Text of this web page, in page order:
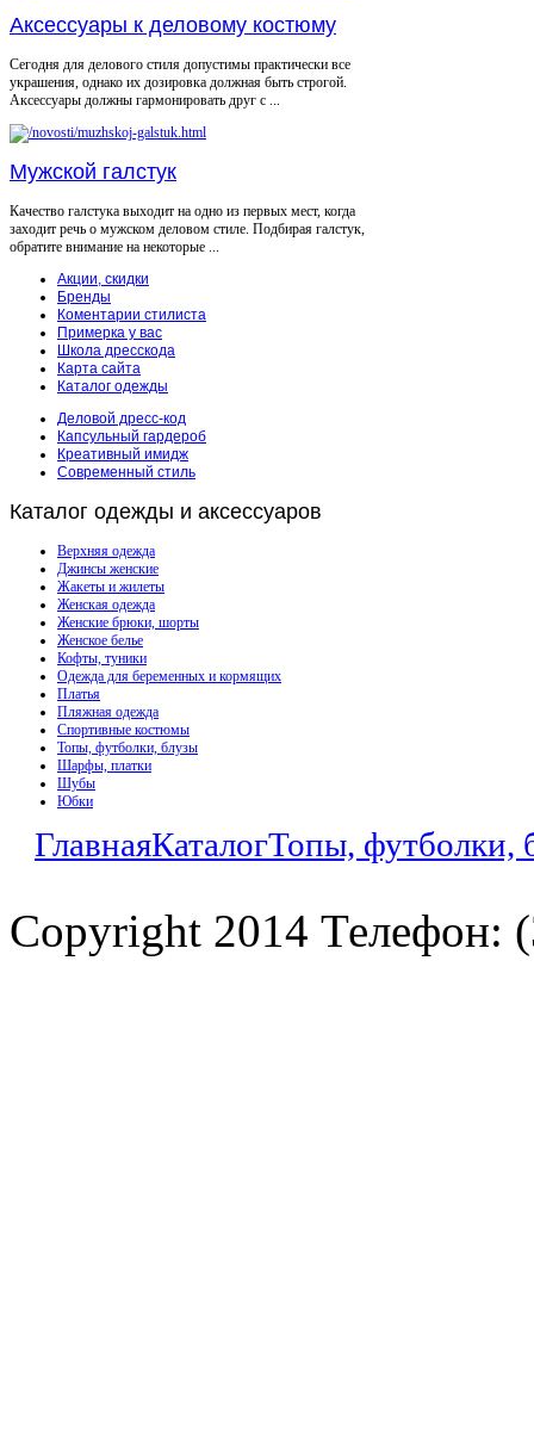
Аксессуары к деловому костюму
Сегодня для делового стиля допустимы практически все
украшения, однако их дозировка должная быть строгой.
Аксессуары должны гармонировать друг с ...
Мужской галстук
Качество галстука выходит на одно из первых мест, когда
заходит речь о мужском деловом стиле. Подбирая галстук,
обратите внимание на некоторые ...
Акции, скидки
Бренды
Коментарии стилиста
Примерка у вас
Школа дресскода
Карта сайта
Каталог одежды
Деловой дресс-код
Капсульный гардероб
Креативный имидж
Современный стиль
Каталог одежды и аксессуаров
Верхняя одежда
Джинсы женские
Жакеты и жилеты
Женская одежда
Женские брюки, шорты
Женское белье
Кофты, туники
Одежда для беременных и кормящих
Платья
Пляжная одежда
Спортивные костюмы
Топы, футболки, блузы
Шарфы, платки
Шубы
Юбки
ГлавнаяКаталогТопы, футболки,
Copyright 2014 Телефон: